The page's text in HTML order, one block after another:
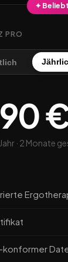
✦ Beliebt
PRO
· 2 Monate
konformer